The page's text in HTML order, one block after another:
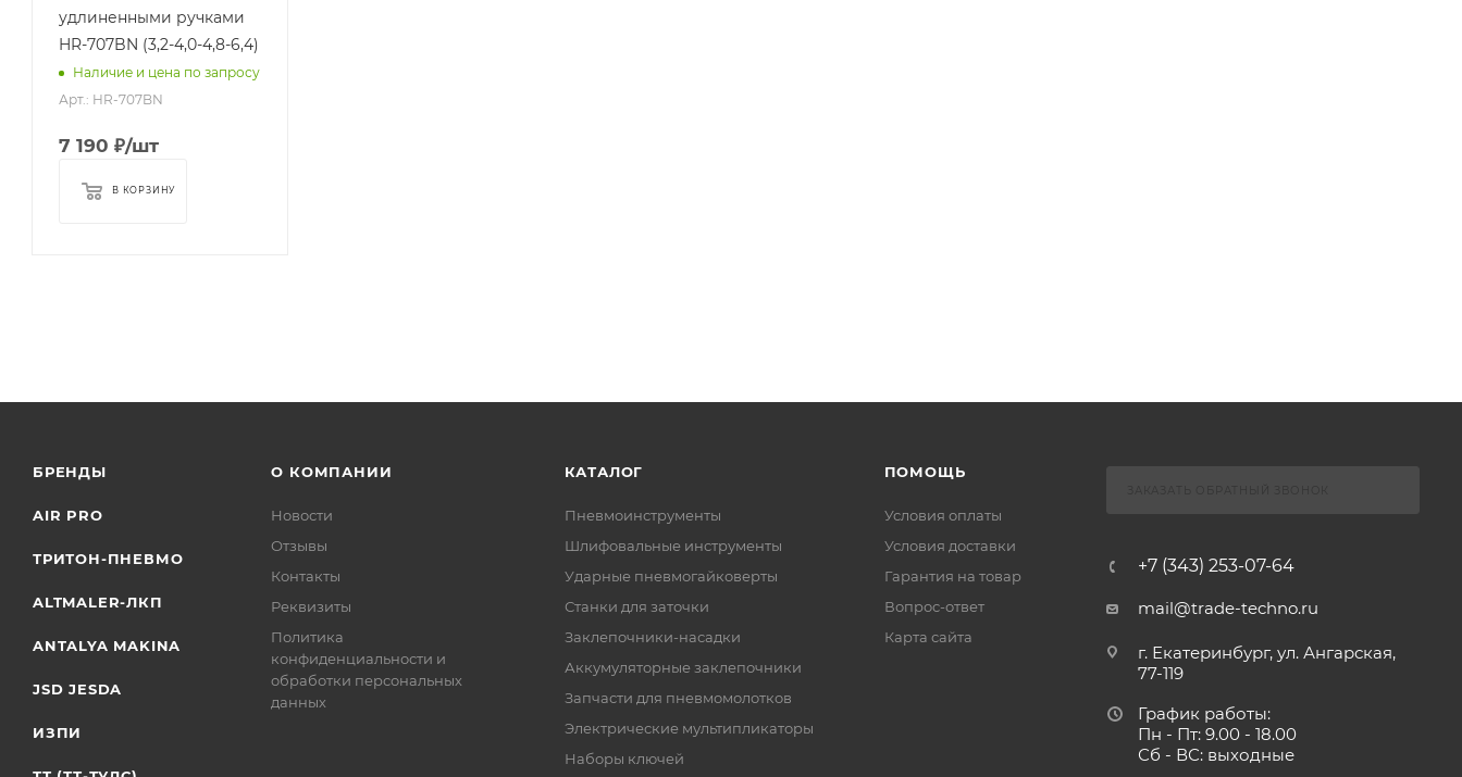
удлиненными ручками
HR-707BN (3,2-4,0-4,8-6,4)
Наличие и цена по запросу
Арт.: HR-707BN
7 190 ₽/шт
В КОРЗИНУ
БРЕНДЫ
AIR PRO
ТРИТОН-ПНЕВМО
ALTMALER-ЛКП
ANTALYA MAKINA
JSD JESDA
ИЗПИ
О КОМПАНИИ
Новости
Отзывы
Контакты
Реквизиты
Политика
конфиденциальности и
обработки персональных
данных
КАТАЛОГ
Пневмоинструменты
Шлифовальные инструменты
Ударные пневмогайковерты
Станки для заточки
Заклепочники-насадки
Аккумуляторные заклепочники
Запчасти для пневмомолотков
Электрические мультипликаторы
Наборы ключей
ПОМОЩЬ
Условия оплаты
Условия доставки
Гарантия на товар
Вопрос-ответ
Карта сайта
+7 (343) 253-07-64
mail@trade-techno.ru
г. Екатеринбург, ул. Ангарская,
77-119
График работы:
Пн - Пт: 9.00 - 18.00
Сб - ВС: выходные